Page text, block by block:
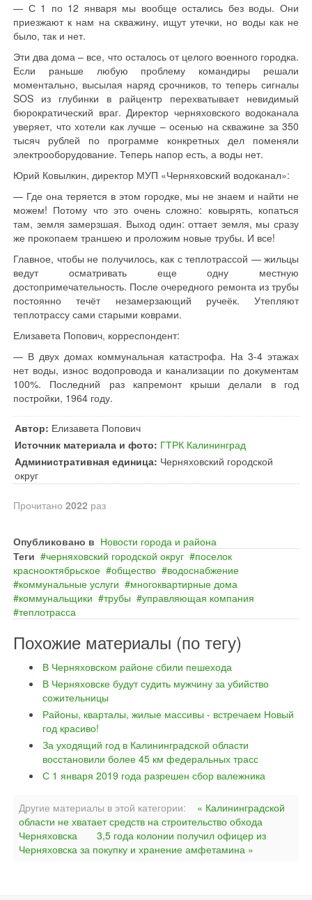
— С 1 по 12 января мы вообще остались без воды. Они
приезжают к нам на скважину, ищут утечки, но воды как не
было, так и нет.
Эти два дома – все, что осталось от целого военного городка.
Если раньше любую проблему командиры решали
моментально, высылая наряд срочников, то теперь сигналы
SOS из глубинки в райцентр перехватывает невидимый
бюрократический враг. Директор черняховского водоканала
уверяет, что хотели как лучше – осенью на скважине за 350
тысяч рублей по программе конкретных дел поменяли
электрооборудование. Теперь напор есть, а воды нет.
Юрий Ковылкин, директор МУП «Черняховский водоканал»:
— Где она теряется в этом городке, мы не знаем и найти не
можем! Потому что это очень сложно: ковырять, копаться
там, земля замерзшая. Выход один: оттает земля, мы сразу
же прокопаем траншею и проложим новые трубы. И все!
Главное, чтобы не получилось, как с теплотрассой — жильцы
ведут осматривать еще одну местную
достопримечательность. После очередного ремонта из трубы
постоянно течёт незамерзающий ручеёк. Утепляют
теплотрассу сами старыми коврами.
Елизавета Попович, корреспондент:
— В двух домах коммунальная катастрофа. На 3-4 этажах
нет воды, износ водопровода и канализации по документам
100%. Последний раз капремонт крыши делали в год
постройки, 1964 году.
Автор: Елизавета Попович
Источник материала и фото: ГТРК Калининград
Административная единица: Черняховский городской
округ
Прочитано 2022 раз
Опубликовано в Новости города и района
Теги
черняховский городской округ
поселок
краснооктябрьское
общество
водоснабжение
коммунальные услуги
многоквартирные дома
коммунальщики
трубы
управляющая компания
теплотрасса
Похожие материалы (по тегу)
В Черняховском районе сбили пешехода
В Черняховске будут судить мужчину за убийство
сожительницы
Районы, кварталы, жилые массивы - встречаем Новый
год красиво!
За уходящий год в Калининградской области
восстановили более 45 км федеральных трасс
С 1 января 2019 года разрешен сбор валежника
Другие материалы в этой категории:
« Калининградской
области не хватает средств на строительство обхода
Черняховска
3,5 года колонии получил офицер из
Черняховска за покупку и хранение амфетамина »